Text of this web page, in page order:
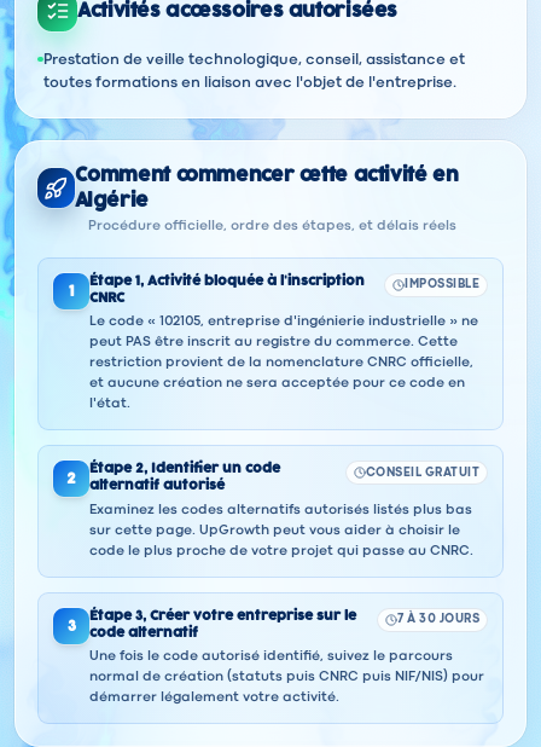
Activités accessoires autorisées
Prestation de veille technologique, conseil, assistance et
toutes formations en liaison avec l'objet de l'entreprise.
Comment commencer cette activité en
Algérie
Procédure officielle, ordre des étapes, et délais réels
1
Étape 1, Activité bloquée à l'inscription
CNRC
IMPOSSIBLE
Le code « 102105, entreprise d'ingénierie industrielle » ne
peut PAS être inscrit au registre du commerce. Cette
restriction provient de la nomenclature CNRC officielle,
et aucune création ne sera acceptée pour ce code en
l'état.
2
Étape 2,
Identifier un code
alternatif autorisé
CONSEIL GRATUIT
Examinez les codes alternatifs autorisés listés plus bas
sur cette page. UpGrowth peut vous aider à choisir le
code le plus proche de votre projet qui passe au CNRC.
3
Étape 3, Créer votre entreprise sur le
code alternatif
7 À 30 JOURS
Une fois le code autorisé identifié, suivez le parcours
normal de création (statuts puis CNRC puis NIF/NIS) pour
démarrer légalement votre activité.